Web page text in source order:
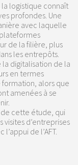
logistique connaît
profondes. Une
avec laquelle
de la filière, plus
les entrepôts.
digitalisation de la
en termes
alors que
amenées à se
de cette étude, qui
d’entreprises
de l’AFT.